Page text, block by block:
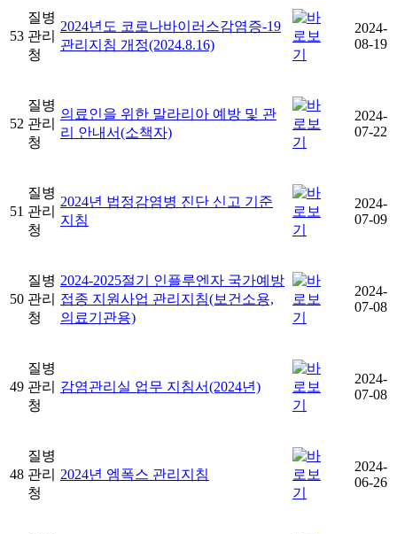
53
질병
관리
청
2024년도 코로나바이러스감염증-19
관리지침 개정(2024.8.16)
2024-
08-19
52
질병
관리
청
의료인을 위한 말라리아 예방 및 관
리 안내서(소책자)
2024-
07-22
51
질병
관리
청
2024년 법정감염병 진단 신고 기준
지침
2024-
07-09
50
질병
관리
청
2024-2025절기 인플루엔자 국가예방
접종 지원사업 관리지침(보건소용,
의료기관용)
2024-
07-08
49
질병
관리
청
감염관리실 업무 지침서(2024년)
2024-
07-08
48
질병
관리
청
2024년 엠폭스 관리지침
2024-
06-26